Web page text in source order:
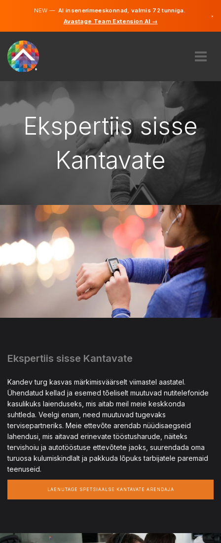
NEW —AI insenerimeeskonnad, valmis 72 tunniga.
Avastage Team Extension AI →
×
EKSPERTIIS
KARJÄÄR
ALUSTAMA
Ekspertiis sisse
Kantavate
Ekspertiis sisse Kantavate
Kandev turg kasvas märkimisväärselt viimastel aastatel.
Ühendatud kellad ja esemed tõeliselt muutuvad nutitelefonide
kasulikuks laienduseks, mis aitab meil meie keskkonda
suhtleda. Veelgi enam, need muutuvad tugevaks
tervisepartneriks. Meie ettevõte arendab nüüdisaegseid
lahendusi, mis aitavad erinevate tööstusharude, näiteks
tervishoiu ja autotööstuse ettevõtete jaoks, suurendada oma
turuosa kulumiskindlalt ja pakkuda lõpuks tarbijatele paremaid
teenuseid.
LAENUTAGE SPETSIAALSE KANTAVATE ARENDAJA